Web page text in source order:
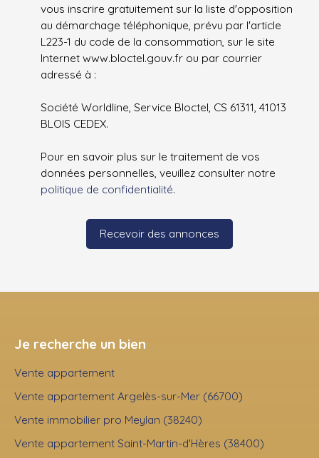
vous inscrire gratuitement sur la liste d'opposition
au démarchage téléphonique, prévu par l'article
L223-1 du code de la consommation, sur le site
Internet www.bloctel.gouv.fr ou par courrier
adressé à :
Société Worldline, Service Bloctel, CS 61311, 41013
BLOIS CEDEX.
Pour en savoir plus sur le traitement de vos
données personnelles, veuillez consulter notre
politique de confidentialité.
Recevoir des annonces
Je recherche un bien
Vente appartement
Vente appartement Argelès-sur-Mer (66700)
Vente immobilier pro Meylan (38240)
Vente appartement Saint-Martin-d'Hères (38400)